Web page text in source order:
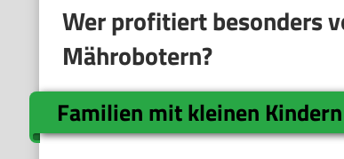
Wer profitiert besonders
Mährobotern?
Familien mit kleinen Kindern